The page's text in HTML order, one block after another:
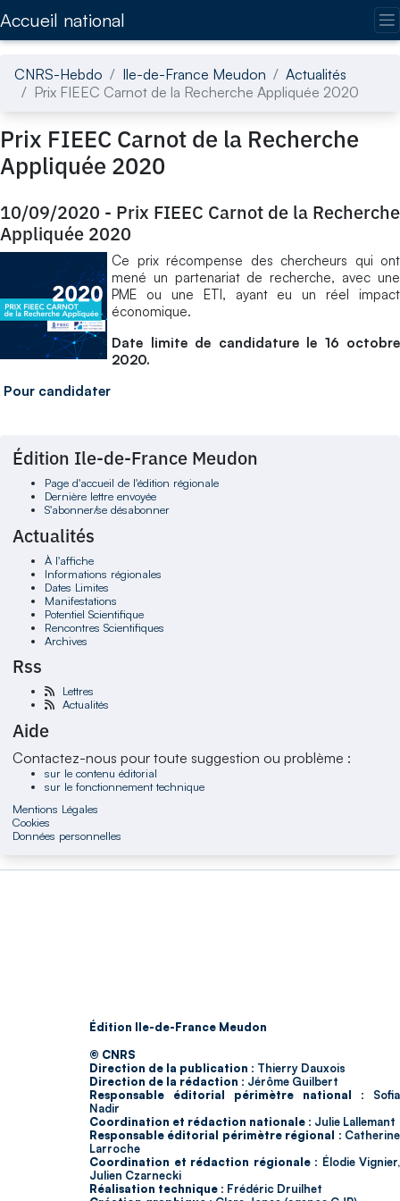
Accueil national
CNRS-Hebdo Ile-de-France Meudon
Actualités
Prix FIEEC Carnot de la Recherche Appliquée 2020
Prix FIEEC Carnot de la Recherche
Appliquée 2020
10/09/2020 - Prix FIEEC Carnot de la Recherche
Appliquée 2020
Ce prix récompense des chercheurs qui ont
mené un partenariat de recherche, avec une
PME ou une ETI, ayant eu un réel impact
économique.
Date limite de candidature le 16 octobre
2020.
Pour candidater
Édition Ile-de-France Meudon
Page d'accueil de l'édition régionale
Dernière lettre envoyée
S'abonner/se désabonner
Actualités
À l'affiche
Informations régionales
Dates Limites
Manifestations
Potentiel Scientifique
Rencontres Scientifiques
Archives
Rss
Lettres
Actualités
Aide
Contactez-nous pour toute suggestion ou problème :
sur le contenu éditorial
sur le fonctionnement technique
Mentions Légales
Cookies
Données personnelles
Édition Ile-de-France Meudon
© CNRS
Direction de la publication : Thierry Dauxois
Direction de la rédaction : Jérôme Guilbert
Responsable éditorial périmètre national : Sofia
Nadir
Coordination et rédaction nationale : Julie Lallemant
Responsable éditorial périmètre régional : Catherine
Larroche
Coordination et rédaction régionale : Élodie Vignier,
Julien Czarnecki
Réalisation technique : Frédéric Druilhet